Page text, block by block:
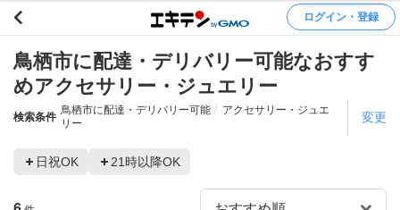
ログイン・登録
鳥栖市に配達・デリバリー可能なおすす
めアクセサリー・ジュエリー
検索条件
鳥栖市に配達・デリバリー可能
アクセサリー・ジュエ
リー
変更
日祝OK 21時以降OK